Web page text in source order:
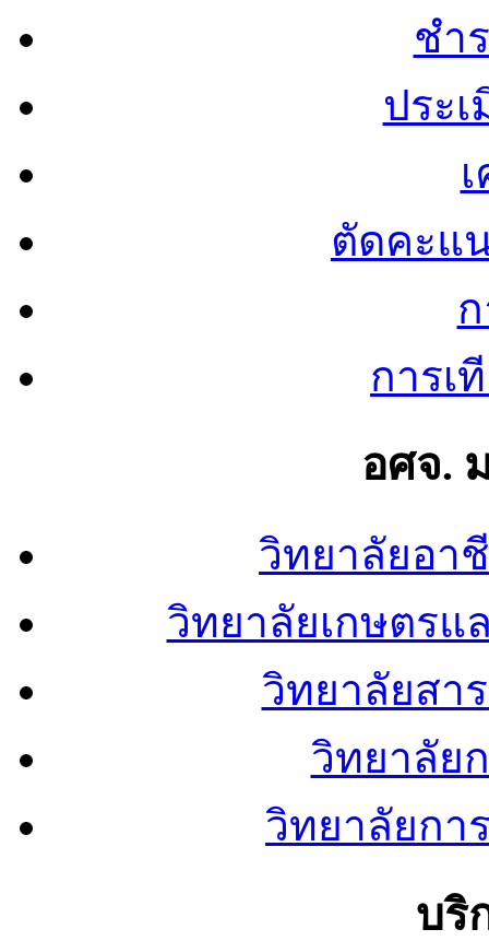
ชำ
ประ
ตัดคะแ
การเ
อศจ.
วิทยาลัยอา
วิทยาลัยเกษตรแ
วิทยาลัยสา
วิทยาลัย
วิทยาลัยก
บริ